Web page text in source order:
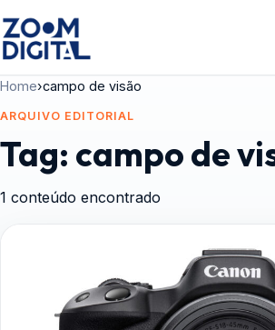
Home›campo de visão
ARQUIVO EDITORIAL
Tag: campo de
1 conteúdo encontrado